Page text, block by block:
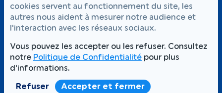
NOUS SUIVRE
Intervention rapide 7j/7
Partout à Paris et en Île-de-France
Votre satisfaction,
cookies servent au fonctionnement du site, les
autres nous aident à mesurer notre audience et
l'interaction avec les réseaux sociaux.
Vous pouvez les accepter ou les refuser. Consultez
notre Politique de Confidentialité pour plus
d'informations.
Refuser Accepter et fermer